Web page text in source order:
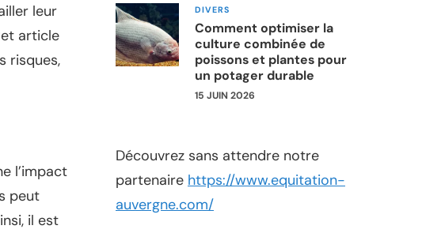
leur
article
risques,
l’impact
peut
il est
DIVERS
Comment optimiser la
culture combinée de
poissons et plantes pour
un potager durable
15 JUIN 2026
Découvrez sans attendre notre
partenaire https://www.equitation-
auvergne.com/